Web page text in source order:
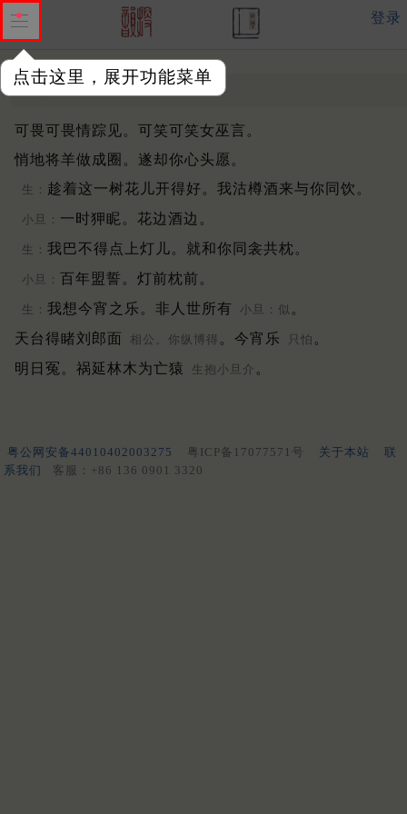
点击这里，展开功能菜单
登录
醉罗歌 明 · 汪廷讷
可畏可畏情踪见。可笑可笑女巫言。
悄地将羊做成圈。遂却你心头愿。
生： 趁着这一树花儿开得好。我沽樽酒来与你同饮。
小旦： 一时狎眤。花边酒边。
生： 我巴不得点上灯儿。就和你同衾共枕。
小旦： 百年盟誓。灯前枕前。
生： 我想今宵之乐。非人世所有 小旦：似 。
天台得睹刘郎面
相公。你纵博得 。今宵乐 只怕 。
明日冤。祸延林木为亡猿
生抱小旦介 。
粤公网安备44010402003275 粤ICP备17077571号 关于本站
联
系我们
客服：+86 136 0901 3320